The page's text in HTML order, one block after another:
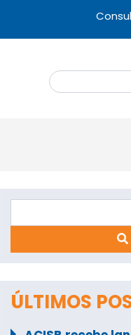
Search
ÚLTIMOS